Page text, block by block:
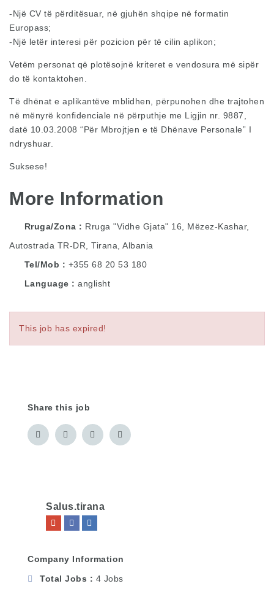
-Një CV të përditësuar, në gjuhën shqipe në formatin
Europass;
-Një letër interesi për pozicion për të cilin aplikon;
Vetëm personat që plotësojnë kriteret e vendosura më sipër
do të kontaktohen.
Të dhënat e aplikantëve mblidhen, përpunohen dhe trajtohen
në mënyrë konfidenciale në përputhje me Ligjin nr. 9887,
datë 10.03.2008 “Për Mbrojtjen e të Dhënave Personale” I
ndryshuar.
Suksese!
More Information
Rruga/Zona
Rruga "Vidhe Gjata" 16, Mëzez-Kashar,
Autostrada TR-DR, Tirana, Albania
Tel/Mob
+355 68 20 53 180
Language
anglisht
This job has expired!
Share this job
Salus.tirana
Company Information
Total Jobs
4 Jobs